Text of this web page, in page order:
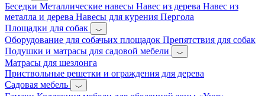
Беседки Металлические навесы Навес из дерева Навес из
металла и дерева Навесы для курения Пергола
Площадки для собак
Оборудование для собачьих площадок Препятствия для собак
Подушки и матрасы для садовой мебели
Матрасы для шезлонга
Приствольные решетки и ограждения для дерева
Садовая мебель